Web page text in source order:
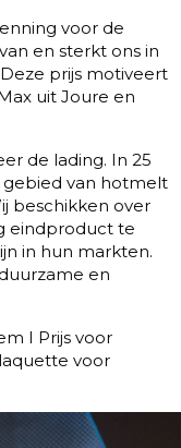
voor de
en sterkt ons in
prijs motiveert
uit Joure en
de lading. In 25
van hotmelt
beschikken over
eindproduct te
in hun markten.
en
I Prijs voor
voor